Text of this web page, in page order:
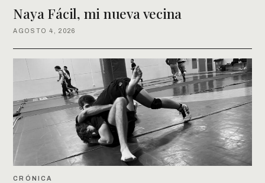
Naya Fácil, mi nueva vecina
AGOSTO 4, 2026
CRÓNICA